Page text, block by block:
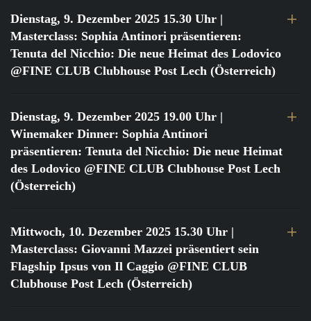
Dienstag, 9. Dezember 2025 15.30 Uhr |
Masterclass: Sophia Antinori präsentieren:
Tenuta del Nicchio: Die neue Heimat des Lodovico
@FINE CLUB Clubhouse Post Lech (Österreich)
Dienstag, 9. Dezember 2025 19.00 Uhr |
Winemaker Dinner: Sophia Antinori
präsentieren: Tenuta del Nicchio: Die neue Heimat
des Lodovico @FINE CLUB Clubhouse Post Lech
(Österreich)
Mittwoch, 10. Dezember 2025 15.30 Uhr |
Masterclass: Giovanni Mazzei präsentiert sein
Flagship Ipsus von Il Caggio @FINE CLUB
Clubhouse Post Lech (Österreich)